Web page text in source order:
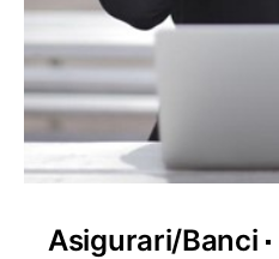
Asigurari/Banci